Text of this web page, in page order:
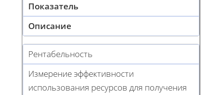
Показатель
Описание
Рентабельность
Измерение эффективности
использования ресурсов для получения